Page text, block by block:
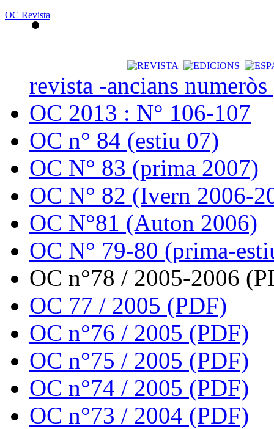
OC Revista
revista -ancians
OC 2013 : N° 106-107
OC n° 84 (estiu 07)
OC N° 83 (prima 2007)
OC N° 82 (Ivern 2006-
OC N°81 (Auton 2006)
OC N° 79-80 (prima-
OC n°78 / 2005-2006
OC 77 / 2005 (PDF)
OC n°76 / 2005 (PDF)
OC n°75 / 2005 (PDF)
OC n°74 / 2005 (PDF)
OC n°73 / 2004 (PDF)